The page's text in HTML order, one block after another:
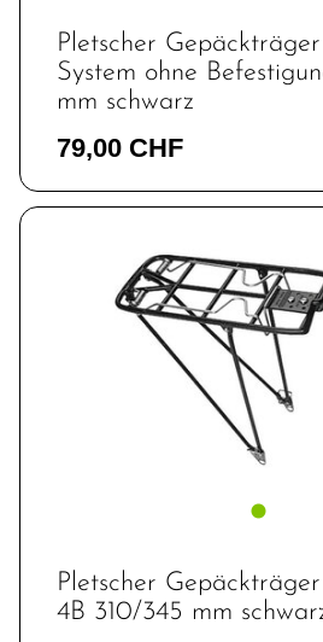
Pletscher
System ohne
mm schwarz
79,00 CHF
Pletscher
4B 310/345 mm